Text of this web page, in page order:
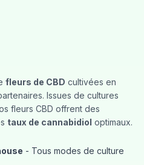
fleurs de CBD cultivées en
Issues de cultures
fleurs CBD offrent des
taux de cannabidiol optimaux.
- Tous modes de culture